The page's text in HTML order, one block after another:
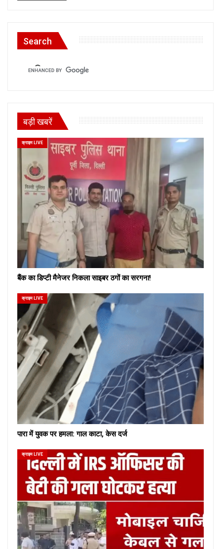
Search
बड़ी खबरें
क्राइम LIVE
बैंक का डिप्टी मैनेजर निकला साइबर ठगों का सरगना!
क्राइम LIVE
पारा में युवक पर हमला: गाल काटा, केस दर्ज
क्राइम LIVE